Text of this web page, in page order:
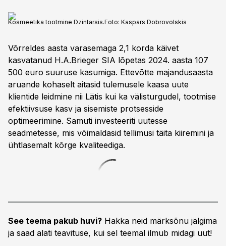
Kosmeetika tootmine Dzintarsis.Foto: Kaspars Dobrovolskis
Võrreldes aasta varasemaga 2,1 korda käivet
kasvatanud H.A.Brieger SIA lõpetas 2024. aasta 107
500 euro suuruse kasumiga. Ettevõtte majandusaasta
aruande kohaselt aitasid tulemusele kaasa uute
klientide leidmine nii Lätis kui ka välisturgudel, tootmise
efektiivsuse kasv ja sisemiste protsesside
optimeerimine. Samuti investeeriti uutesse
seadmetesse, mis võimaldasid tellimusi täita kiiremini ja
ühtlasemalt kõrge kvaliteediga.
See teema pakub huvi? Hakka neid märksõnu jälgima
ja saad alati teavituse, kui sel teemal ilmub midagi uut!